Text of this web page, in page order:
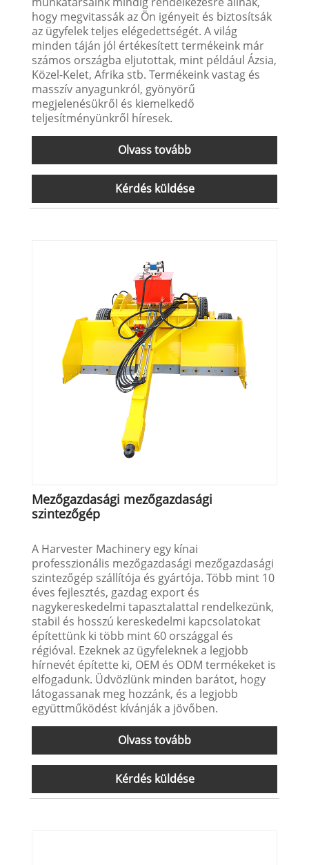
hogy megvitassák az Ön igényeit és biztosítsák
az ügyfelek teljes elégedettségét. A világ
minden táján jól értékesített termékeink már
számos országba eljutottak, mint például Ázsia,
Közel-Kelet, Afrika stb. Termékeink vastag és
masszív anyagunkról, gyönyörű
megjelenésükről és kiemelkedő
teljesítményünkről híresek.
Olvass tovább
Kérdés küldése
Mezőgazdasági mezőgazdasági
szintezőgép
A Harvester Machinery egy kínai
professzionális mezőgazdasági mezőgazdasági
szintezőgép szállítója és gyártója. Több mint 10
éves fejlesztés, gazdag export és
nagykereskedelmi tapasztalattal rendelkezünk,
stabil és hosszú kereskedelmi kapcsolatokat
építettünk ki több mint 60 országgal és
régióval. Ezeknek az ügyfeleknek a legjobb
hírnevét építette ki, OEM és ODM termékeket is
elfogadunk. Üdvözlünk minden barátot, hogy
látogassanak meg hozzánk, és a legjobb
együttműködést kívánják a jövőben.
Olvass tovább
Kérdés küldése